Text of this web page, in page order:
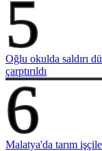
5
Oğlu okulda saldırı
çarptırıldı
6
Malatya'da tarım